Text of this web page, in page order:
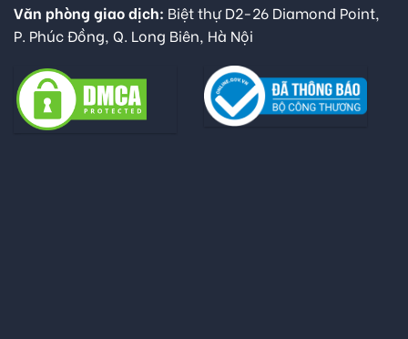
Văn phòng giao dịch: Biệt thự D2-26 Diamond Point,
P. Phúc Đồng, Q. Long Biên, Hà Nội